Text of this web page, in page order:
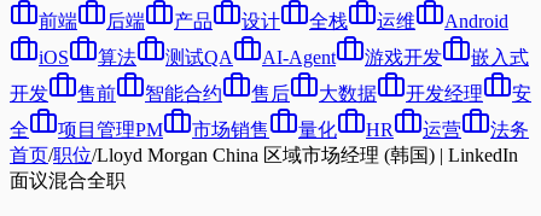
前端
后端 产品 设计 全栈 运维
Android
iOS
算法 测试QA AI-Agent 游戏开发
嵌入式
开发
售前 智能合约 售后 大数据 开发经理
安
全
项目管理PM 市场销售 量化 HR 运营
法务
首页/职位/Lloyd Morgan China 区域市场经理 (韩国) | LinkedIn
面议混合全职